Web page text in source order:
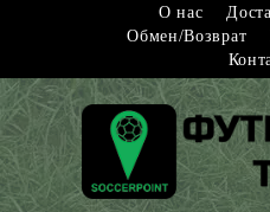
О нас
Обмен/Возврат